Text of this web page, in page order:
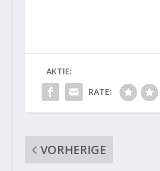
AKTIE:
RATE:
VORHERIGE